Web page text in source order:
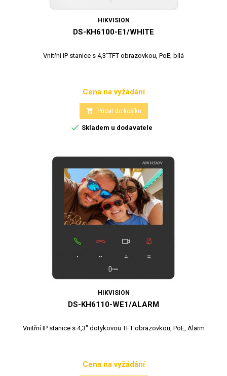
HIKVISION
DS-KH6100-E1/WHITE
Vnitřní IP stanice s 4,3"TFT obrazovkou, PoE; bílá
Cena
Cena na vyžádání
 Přidat do košíku
 Skladem u dodavatele
HIKVISION
DS-KH6110-WE1/ALARM
Vnitřní IP stanice s 4,3" dotykovou TFT obrazovkou, PoE, Alarm
Cena
Cena na vyžádání